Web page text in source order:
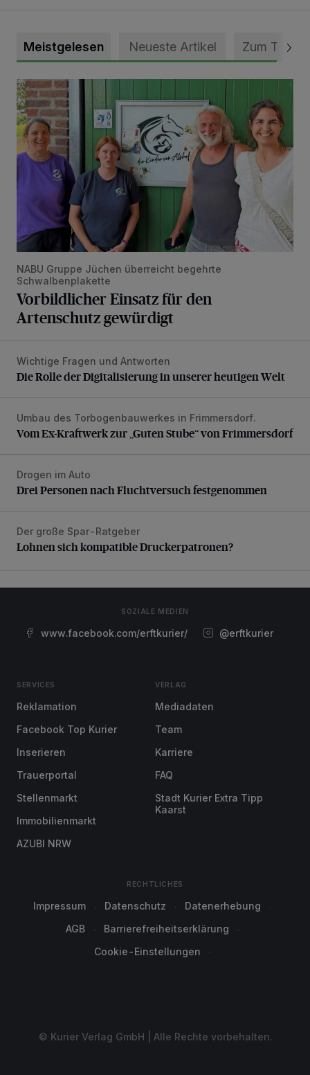
Meistgelesen Neueste Artikel Zum Thema
Vorbildlicher Einsatz für den Artenschutz gewürdigt
NABU Gruppe Jüchen überreicht begehrte
Schwalbenplakette
Vorbildlicher Einsatz für den
Artenschutz gewürdigt
Die Rolle der Digitalisierung in unserer heutigen Welt
Wichtige Fragen und Antworten
Die Rolle der Digitalisierung in unserer heutigen Welt
Vom Ex-Kraftwerk zur „Guten Stube“ von Frimmersdorf
Umbau des Torbogenbauwerkes in Frimmersdorf.
Vom Ex-Kraftwerk zur „Guten Stube“ von Frimmersdorf
Drei Personen nach Fluchtversuch festgenommen
Drogen im Auto
Drei Personen nach Fluchtversuch festgenommen
Lohnen sich kompatible Druckerpatronen?
Der große Spar-Ratgeber
Lohnen sich kompatible Druckerpatronen?
SOZIALE MEDIEN
www.facebook.com/erftkurier/ @erftkurier
SERVICES
Reklamation
Facebook Top Kurier
Inserieren
Trauerportal
Stellenmarkt
Immobilienmarkt
AZUBI NRW
VERLAG
Mediadaten
Team
Karriere
FAQ
Stadt Kurier Extra Tipp
Kaarst
RECHTLICHES
Impressum Datenschutz
Datenerhebung
AGB
Barrierefreiheitserklärung
Cookie-Einstellungen
© Kurier Verlag GmbH | Alle Rechte vorbehalten.